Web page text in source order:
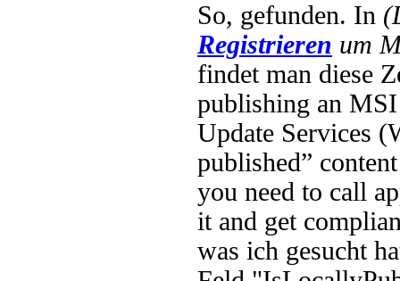
So, gefunden. In
Registrieren um
findet man diese
publishing an
Update Services
published”
you need to call
it and get
was ich gesucht